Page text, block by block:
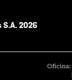
S.A. 2026
Oficina: